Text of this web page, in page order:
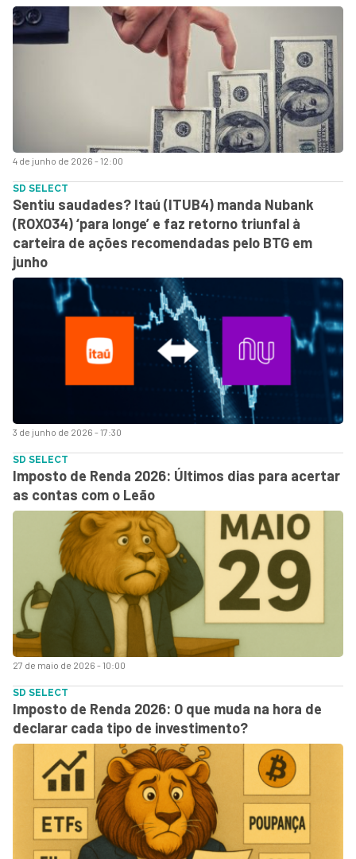
4 de junho de 2026 - 12:00
3 de junho de 2026 - 17:30
SD SELECT
Sentiu saudades? Itaú (ITUB4) manda Nubank
(ROXO34) ‘para longe’ e faz retorno triunfal à
carteira de ações recomendadas pelo BTG em
junho
27 de maio de 2026 - 10:00
SD SELECT
Imposto de Renda 2026: Últimos dias para acertar
as contas com o Leão
SD SELECT
Imposto de Renda 2026: O que muda na hora de
declarar cada tipo de investimento?